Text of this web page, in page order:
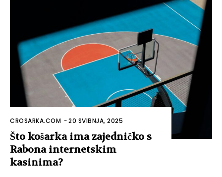
CROSARKA.COM -20 SVIBNJA, 2025
Što košarka ima zajedničko s
Rabona internetskim
kasinima?